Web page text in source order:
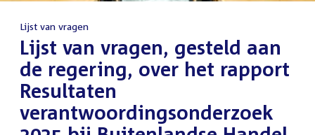
Lijst van vragen
:Lijst van vragen, gesteld aan
de regering, over het rapport
Resultaten
verantwoordingsonderzoek